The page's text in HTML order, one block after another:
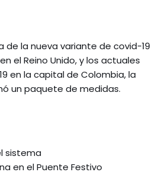
de la nueva variante de covid-19
el Reino Unido, y los actuales
en la capital de Colombia, la
un paquete de medidas.
sistema
en el Puente Festivo